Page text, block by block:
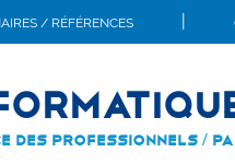
/ RÉFÉRENCES
des professionnels /